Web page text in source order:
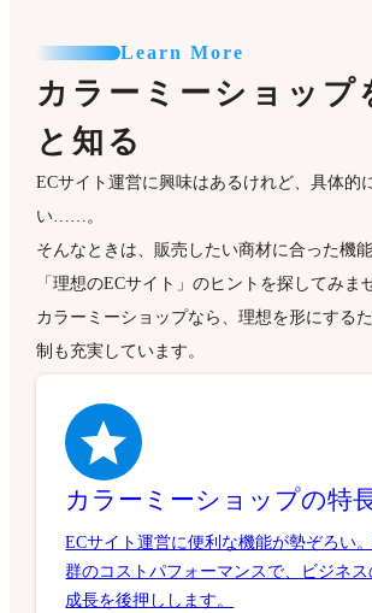
Learn More
カラーミーショップ
と知る
ECサイト運営に興味はあるけれど、具体的
い……。
そんなときは、販売したい商材に合った機
「理想のECサイト」のヒントを探してみま
カラーミーショップなら、理想を形にする
制も充実しています。
カラーミーショップの特
ECサイト運営に便利な機能が勢ぞろい
群のコストパフォーマンスで、ビジネス
成長を後押しします。